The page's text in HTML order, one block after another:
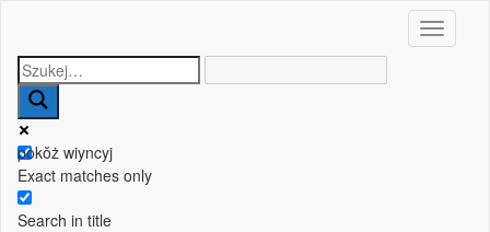
Toggle
pokŏż wiyncyj
Exact matches only
Search in title